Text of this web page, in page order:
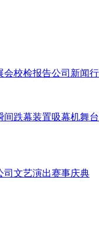
会校检报告公司新闻
间跌幕装置吸幕机舞
司 文艺演出赛事庆典